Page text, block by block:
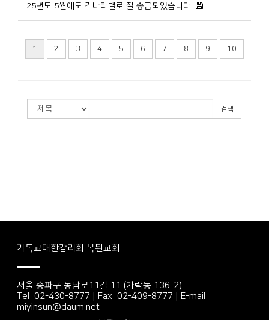
25년도 5월에도 각나라별로 잘 송금되었습니다
1 2 3 4 5 6 7 8 9 10
검색
기독교대한감리회 복된교회
서울 송파구 동남로11길 11 (가락동 136-2)
Tel: 02-430-8777 | Fax: 02-409-8777 | E-mail:
miyinsun@daum.net